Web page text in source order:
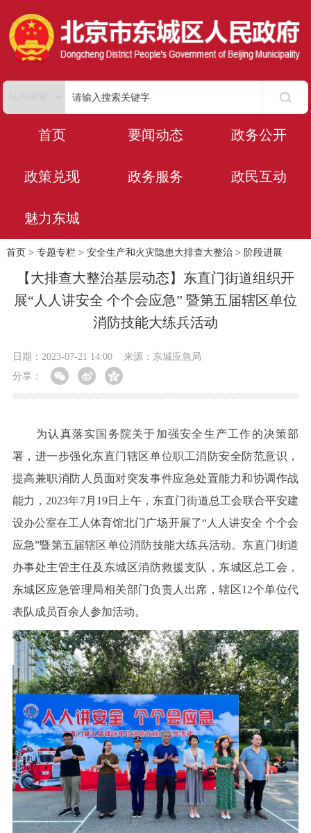
首页 要闻动态 政务公开
政策兑现 政务服务 政民互动
魅力东城
首页 > 专题专栏> 安全生产和火灾隐患大排查大整治> 阶段进展
【大排查大整治基层动态】东直门街道组织开
展“人人讲安全 个个会应急” 暨第五届辖区单位
消防技能大练兵活动
日期：2023-07-21 14:00
来源：东城应急局
分享：
为认真落实国务院关于加强安全生产工作的决策部
署，进一步强化东直门辖区单位职工消防安全防范意识，
提高兼职消防人员面对突发事件应急处置能力和协调作战
能力，2023年7月19日上午，东直门街道总工会联合平安建
设办公室在工人体育馆北门广场开展了“人人讲安全 个个会
应急”暨第五届辖区单位消防技能大练兵活动。东直门街道
办事处主管主任及东城区消防救援支队，东城区总工会，
东城区应急管理局相关部门负责人出席，辖区12个单位代
表队成员百余人参加活动。